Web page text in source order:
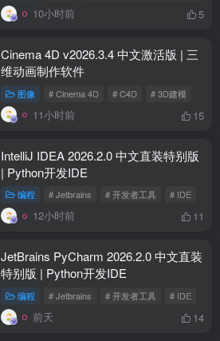
10小时前 5
Cinema 4D v2026.3.4 中文激活版 | 三
维动画制作软件
图像 # Cinema 4D # C4D # 3D建模
11小时前 15
IntelliJ IDEA 2026.2.0 中文直装特别版
| Python开发IDE
编程 # Jetbrains # 开发者工具 # IDE
12小时前 11
JetBrains PyCharm 2026.2.0 中文直装
特别版 | Python开发IDE
编程 # Jetbrains # 开发者工具 # IDE
前天 14